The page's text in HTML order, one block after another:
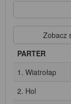
Zobacz
PARTER
1. Wiatrołap
2. Hol